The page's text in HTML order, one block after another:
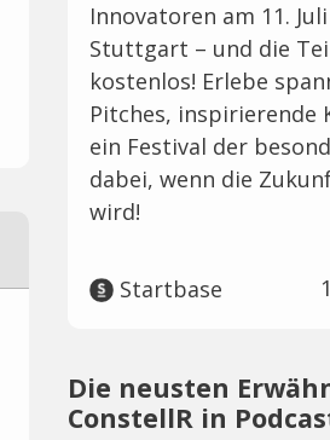
Innovatoren am 11.
Stuttgart – und die
kostenlos! Erlebe
Pitches, inspirierende
ein Festival der
dabei, wenn die
wird!
Startbase
Die neusten
ConstellR in